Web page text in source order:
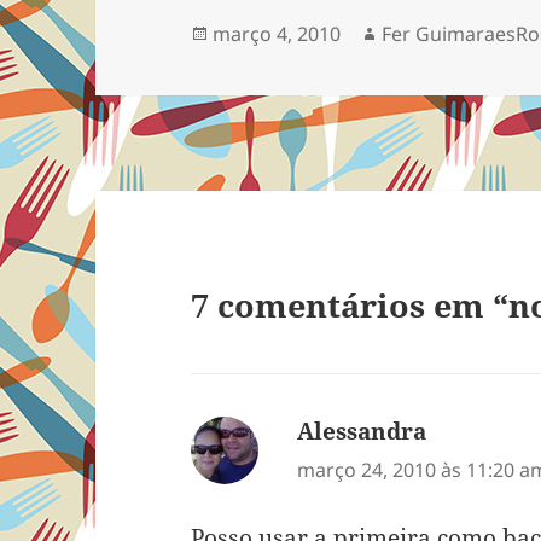
grande para voltar ao
Veja…
que vai…
Publicado
março 4, 2010 Autor
Fer
7 comentários em
Alessandra
março 24, 2010 às 11:20